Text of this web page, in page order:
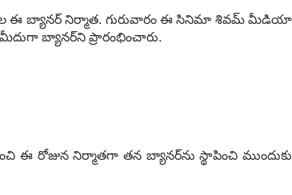
ఈ బ్యానర్‌ నిర్మాత. గురువారం ఈ సినిమా శివమ్‌ మీడియా
బ్యానర్‌ని ప్రారంభించారు.
ఈ రోజున నిర్మాతగా తన బ్యానర్‌ను స్థాపించి ముందుకు